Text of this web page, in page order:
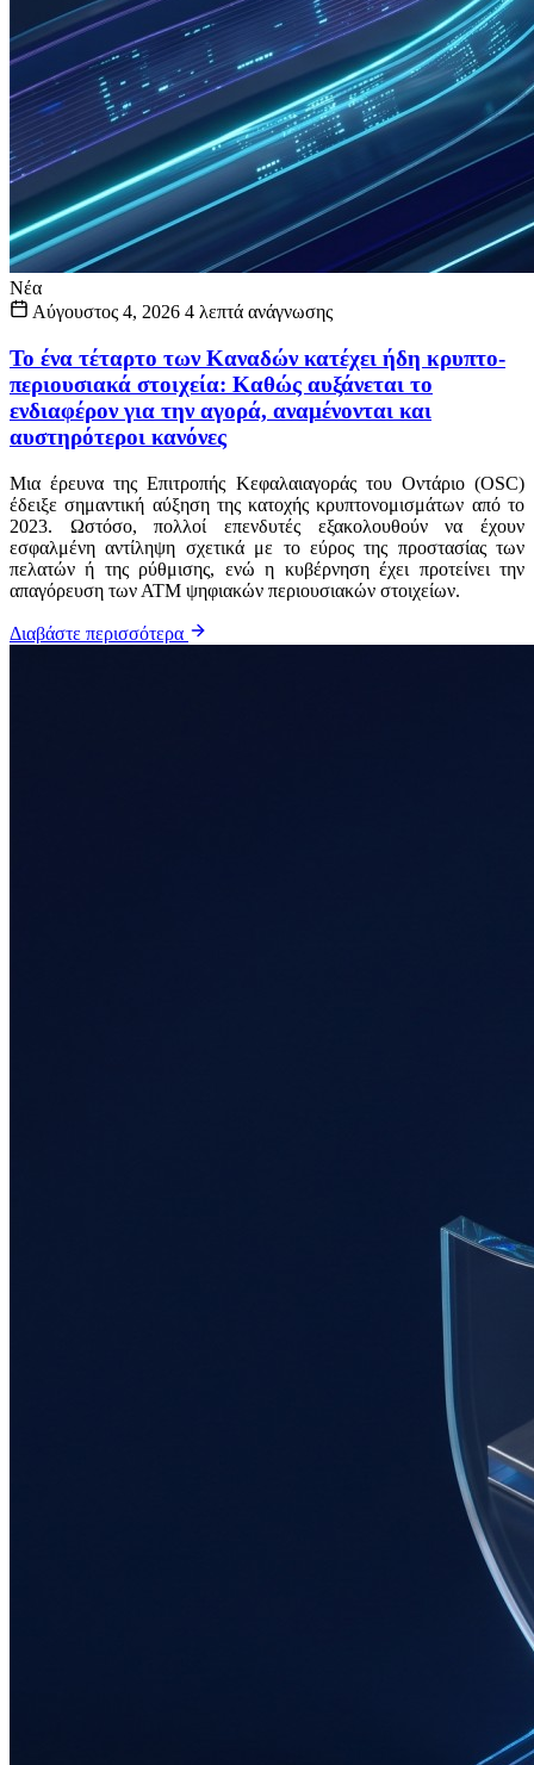
Νέα
Αύγουστος 4, 2026 4 λεπτά ανάγνωσης
Το ένα τέταρτο των Καναδών κατέχει ήδη κρυπτο-
περιουσιακά στοιχεία: Καθώς αυξάνεται το
ενδιαφέρον για την αγορά, αναμένονται και
αυστηρότεροι κανόνες
Μια έρευνα της Επιτροπής Κεφαλαιαγοράς του Οντάριο (OSC)
έδειξε σημαντική αύξηση της κατοχής κρυπτονομισμάτων από το
2023. Ωστόσο, πολλοί επενδυτές εξακολουθούν να έχουν
εσφαλμένη αντίληψη σχετικά με το εύρος της προστασίας των
πελατών ή της ρύθμισης, ενώ η κυβέρνηση έχει προτείνει την
απαγόρευση των ΑΤΜ ψηφιακών περιουσιακών στοιχείων.
Διαβάστε περισσότερα